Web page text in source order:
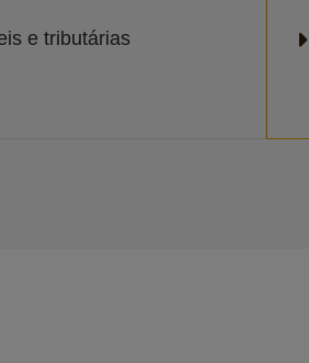
e tributárias